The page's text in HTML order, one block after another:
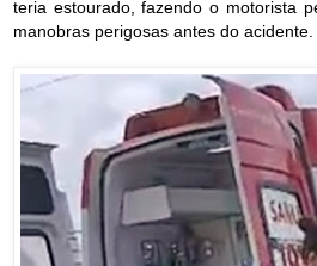
teria estourado, fazendo o motorista
manobras perigosas antes do acidente.